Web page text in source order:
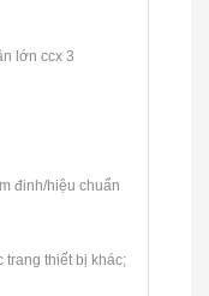
lớn ccx 3
đinh/hiệu chuẩn
trang thiết bị khác;